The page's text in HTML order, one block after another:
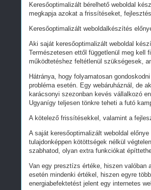
Keresőoptimalizált bérelhető weboldal
megkapja azokat a frissítéseket,
Keresőoptimalizált weboldalkészítés
Aki saját keresőoptimalizált weboldal
Természetesen ettől függetlenül meg kell
működtetéshez feltétlenül szükségesek,
Hátránya, hogy folyamatosan
probléma esetén. Egy webáruháznál, de
karácsonyi szezonban kevés vállalkozó
Ugyanígy teljesen tönkre teheti a futó
A kötelező frissítésekkel, valamint a
A saját keresőoptimalizált weboldal
tulajdonképpen kötöttségek nélkül
szabhatod, olyan extra funkciókat
Van egy presztízs értéke, hiszen valóban
esetén mindenki értékel, hiszen egyre
energiabefektetést jelent egy internetes